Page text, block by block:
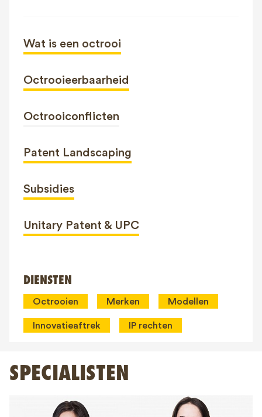
Wat is een octrooi
Octrooieerbaarheid
Octrooiconflicten
Patent Landscaping
Subsidies
Unitary Patent & UPC
DIENSTEN
Octrooien Merken Modellen
Innovatieaftrek IP rechten
SPECIALISTEN